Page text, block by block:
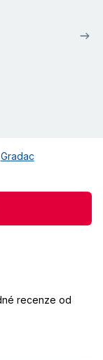
Gradac
recenze od